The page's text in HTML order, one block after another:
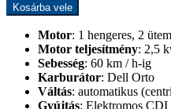
Kosárba vele
Motor: 1 hengeres, 2
Motor teljesítmény: 2,5
Sebesség: 60 km / h-ig
Karburátor: Dell Orto
Váltás: automatikus
Gyújtás: Elektromos CDI